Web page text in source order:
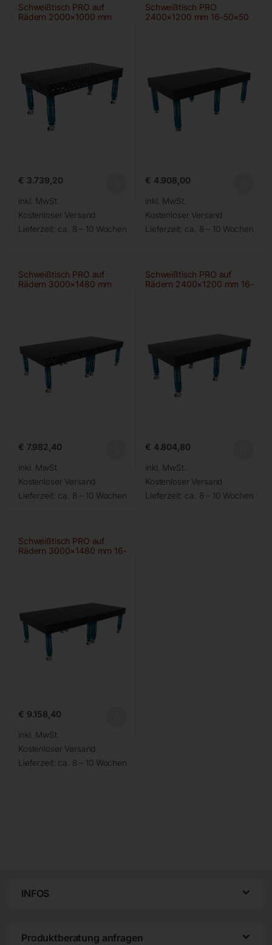
Schweißtisch PRO auf
Rädern 2000×1000 mm
€ 3.739,20
inkl. MwSt.
Kostenloser Versand
Lieferzeit: ca. 8 – 10 Wochen
Schweißtisch PRO
2400×1200 mm 16-50×50
€ 4.908,00
inkl. MwSt.
Kostenloser Versand
Lieferzeit: ca. 8 – 10 Wochen
Schweißtisch PRO auf
Rädern 3000×1480 mm
€ 7.982,40
inkl. MwSt.
Kostenloser Versand
Lieferzeit: ca. 8 – 10 Wochen
Schweißtisch PRO auf
Rädern 2400×1200 mm 16-
€ 4.804,80
inkl. MwSt.
Kostenloser Versand
Lieferzeit: ca. 8 – 10 Wochen
Schweißtisch PRO auf
Rädern 3000×1480 mm 16-
€ 9.158,40
inkl. MwSt.
Kostenloser Versand
Lieferzeit: ca. 8 – 10 Wochen
INFOS
Produktberatung anfragen